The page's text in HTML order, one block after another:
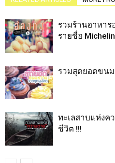
รวมร้านอาหาร
รายชื่อ
รวมสุดยอดขน
ทะเลสาบแห่งค
ชีวิต !!!